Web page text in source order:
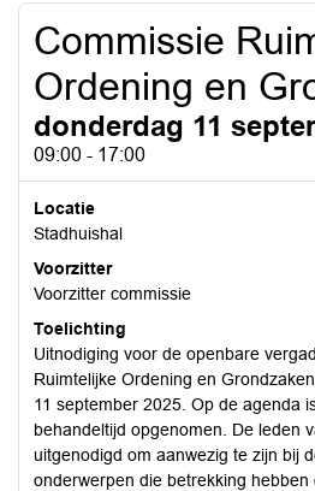
Commissie
Ordening en
donderdag 11
09:00 - 17:00
Locatie
Stadhuishal
Voorzitter
Voorzitter commissie
Toelichting
Uitnodiging voor de openbare
Ruimtelijke Ordening en
11 september 2025. Op de agenda
behandeltijd opgenomen. De leden
uitgenodigd om aanwezig te zijn bij
onderwerpen die betrekking hebben